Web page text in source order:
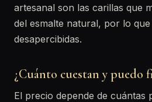
artesanal son las carillas que
del esmalte natural, por lo
desapercibidas.
¿Cuánto cuestan y puedo
El precio depende de cuántas